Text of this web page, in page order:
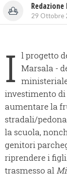
29 Ottobre
I l progetto
Marsala -
investimento di
aumentare la
stradali/
la scuola,
genitori
riprendere i
trasmesso al